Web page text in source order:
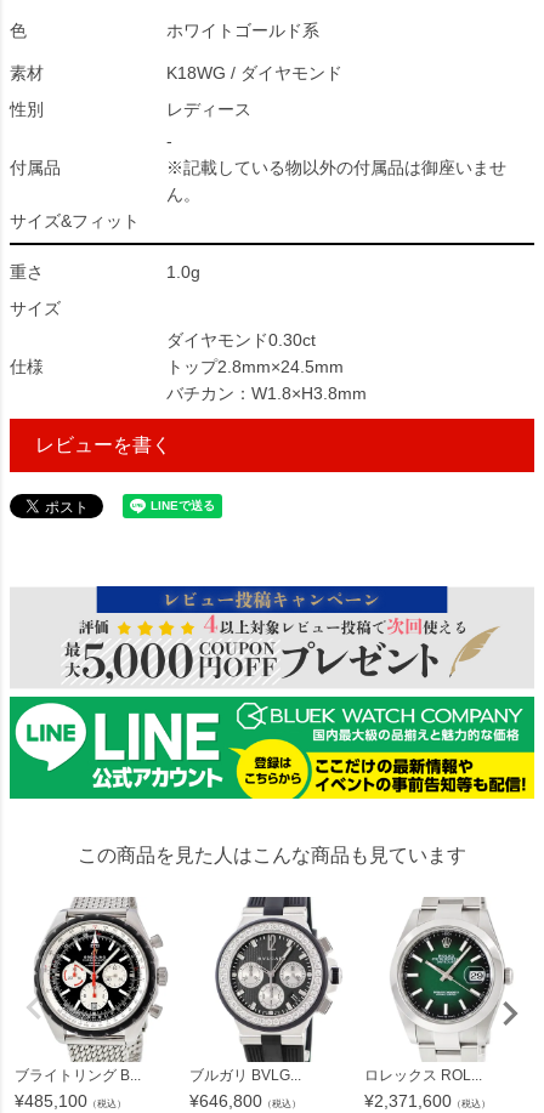
色 ホワイトゴールド系
素材
K18WG / ダイヤモンド
性別
レディース
付属品
-
※記載している物以外の付属品は御座いませ
ん。
サイズ&フィット
重さ
1.0g
サイズ
仕様
ダイヤモンド0.30ct
トップ2.8mm×24.5mm
バチカン：W1.8×H3.8mm
レビューを書く
この商品を見た人はこんな商品も見ています
ブライトリング B...
¥485,100 （税込）
ブルガリ BVLG...
¥646,800 （税込）
ロレックス ROL...
¥2,371,600 （税込）